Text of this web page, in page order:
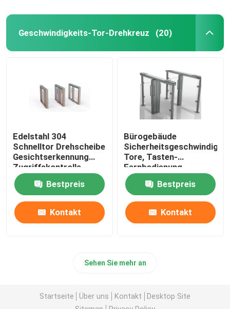
Geschwindigkeits-Tor-Drehkreuz (20)
Edelstahl 304
Schnelltor Drehscheibe
Gesichtserkennung
Zugriffskontrolle
Bestpreis
Kontakt
Bürogebäude
Tore, Tasten-
Fernbedienung
Elektronische
Drehscheiben-Tore
Bestpreis
Kontakt
Sehen Sie mehr an
Startseite Über uns Kontakt
Desktop Site